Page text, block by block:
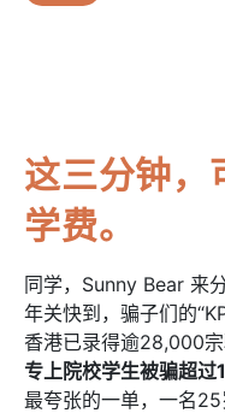
訂閱電子報
*為必填項目
这三分钟，
学费。
同学，Sunny Bear 来
年关快到，骗子们的
香港已录得逾28,000
专上院校学生被骗超过
最夸张的一单，一名25